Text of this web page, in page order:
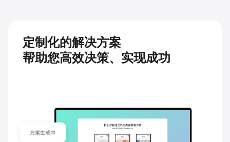
定制化的解决方案
帮助您高效决策、实现成功